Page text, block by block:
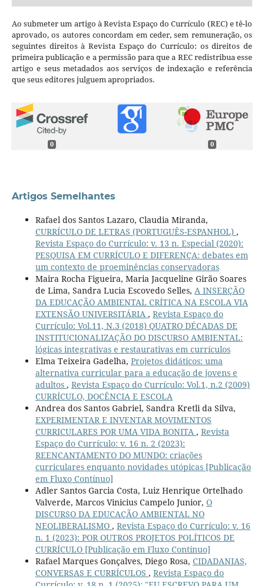
Ao submeter um artigo à Revista Espaço do Currículo (REC) e tê-lo
aprovado, os autores concordam em ceder, sem remuneração, os
seguintes direitos à Revista Espaço do Currículo: os direitos de
primeira publicação e a permissão para que a REC redistribua esse
artigo e seus metadados aos serviços de indexação e referência
que seus editores julguem apropriados.
0 0
Artigos Semelhantes
Rafael dos Santos Lazaro, Claudia Miranda,
CURRÍCULO DE LETRAS (PORTUGUÊS-ESPANHOL) ,
Revista Espaço do Currículo: v. 13 n. Especial (2020):
PESQUISA EM CURRÍCULO E DIFERENÇA: debates em
um contexto de proeminências conservadoras
Maira Rocha Figueira, Maria Jacqueline Girão Soares
de Lima, Sandra Lucia Escovedo Selles, A INSERÇÃO
DA EDUCAÇÃO AMBIENTAL CRÍTICA NA ESCOLA VIA
EXTENSÃO UNIVERSITÁRIA , Revista Espaço do
Currículo: Vol.11, N.3 (2018) QUATRO DÉCADAS DE
INSTITUCIONALIZAÇÃO DO DISCURSO AMBIENTAL:
lógicas integrativas e restaurativas em currículos
Elma Teixeira Gadelha, Projetos didáticos: uma
alternativa curricular para a educação de jovens e
adultos , Revista Espaço do Currículo: Vol.1, n.2 (2009)
CURRÍCULO, DOCÊNCIA E ESCOLA
Andrea dos Santos Gabriel, Sandra Kretli da Silva,
EXPERIMENTAR E INVENTAR MOVIMENTOS
CURRICULARES POR UMA VIDA BONITA , Revista
Espaço do Currículo: v. 16 n. 2 (2023):
REENCANTAMENTO DO MUNDO: criações
curriculares enquanto novidades utópicas [Publicação
em Fluxo Contínuo]
Adler Santos Garcia Costa, Luiz Henrique Ortelhado
Valverde, Marcos Vinicius Campelo Junior, O
DISCURSO DA EDUCAÇÃO AMBIENTAL NO
NEOLIBERALISMO , Revista Espaço do Currículo: v. 16
n. 1 (2023): POR OUTROS PROJETOS POLÍTICOS DE
CURRÍCULO [Publicação em Fluxo Contínuo]
Rafael Marques Gonçalves, Diego Rosa, CIDADANIAS,
CONVERSAS E CURRÍCULOS , Revista Espaço do